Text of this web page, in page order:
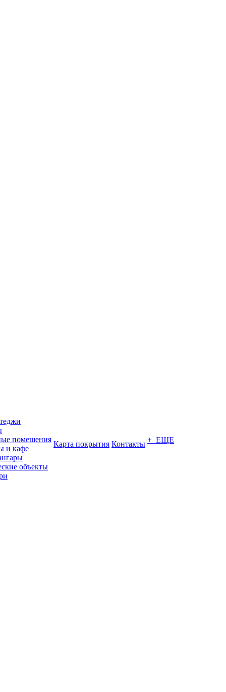
помещения
и кафе
объекты
Карта покрытия Контакты + ЕЩЕ